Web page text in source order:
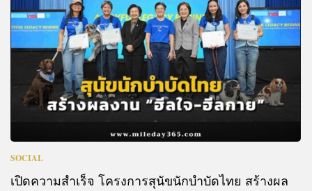
SOCIAL
เปิดความสำเร็จ โครงการสุนัขนักบำบัดไทย สร้างผล